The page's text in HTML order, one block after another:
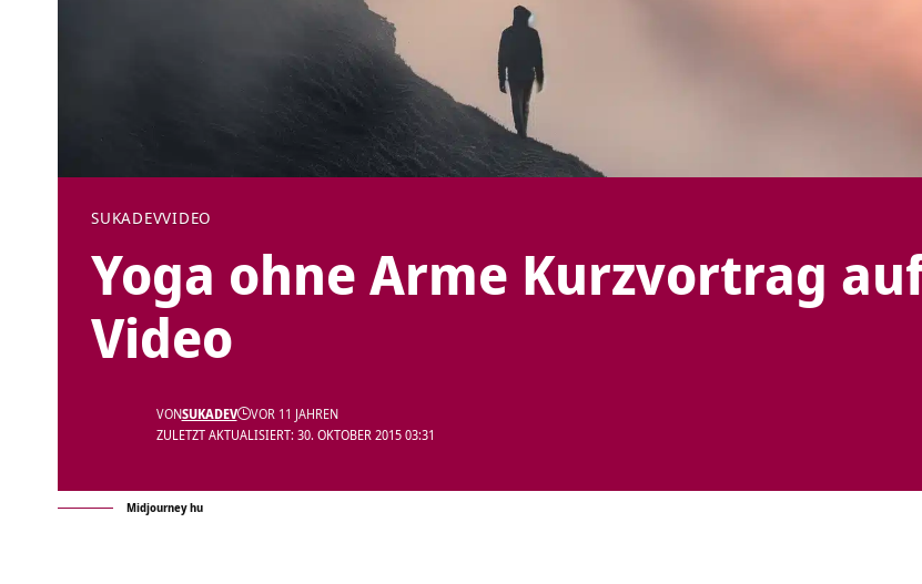
SUKADEVVIDEO
Yoga ohne Arme Kurzvortrag
Video
ZULETZT AKTUALISIERT: 30. OKTOBER 2015 03:31
VONSUKADEV VOR 11 JAHREN
Midjourney hu